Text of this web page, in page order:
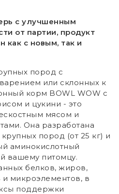
с улучшенным
от партии, продукт
как с новым, так и
пород с
или склонных к
корм BOWL WOW с
и цукини - это
мясом и
Она разработана
пород (от 25 кг) и
аминокислотный
вашему питомцу.
белков, жиров,
микроэлементов, в
поддержки